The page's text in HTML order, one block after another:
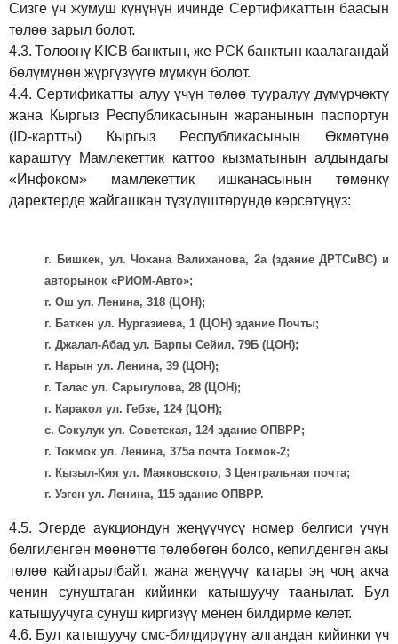
Сизге үч жумуш күнүнүн ичинде Сертификаттын баасын
төлөө зарыл болот.
4.3. Төлөөнү KICB банктын, же РСК банктын каалагандай
бөлүмүнөн жүргүзүүгө мүмкүн болот.
4.4.Сертификатты алуу үчүн төлөө тууралуу дүмүрчөктү
жана Кыргыз Республикасынын жаранынын паспортун
(ID-картты) Кыргыз Республикасынын Өкмөтүнө
караштуу Мамлекеттик каттоо кызматынын алдындагы
«Инфоком» мамлекеттик ишканасынын төмөнкү
даректерде жайгашкан түзүлүштөрүндө көрсөтүңүз:
г. Бишкек, ул. Чохана Валиханова, 2а (здание ДРТСиВС) и
авторынок «РИОМ-Авто»;
г. Ош ул. Ленина, 318 (ЦОН);
г. Баткен ул. Нургазиева, 1 (ЦОН) здание Почты;
г. Джалал-Абад ул. Барпы Сейил, 79Б (ЦОН);
г. Нарын ул. Ленина, 39 (ЦОН);
г. Талас ул. Сарыгулова, 28 (ЦОН);
г. Каракол ул. Гебзе, 124 (ЦОН);
с. Сокулук ул. Советская, 124 здание ОПВРР;
г. Токмок ул. Ленина, 375а почта Токмок-2;
г. Кызыл-Кия ул. Маяковского, 3 Центральная почта;
г. Узген ул. Ленина, 115 здание ОПВРР.
4.5. Эгерде аукциондун жеңүүчүсү номер белгиси үчүн
белгиленген мөөнөттө төлөбөгөн болсо, кепилденген акы
төлөө кайтарылбайт, жана жеңүүчү катары эң чоң акча
ченин сунуштаган кийинки катышуучу таанылат. Бул
катышуучуга сунуш киргизүү менен билдирме келет.
4.6. Бул катышуучу смс-билдирүүнү алгандан кийинки үч